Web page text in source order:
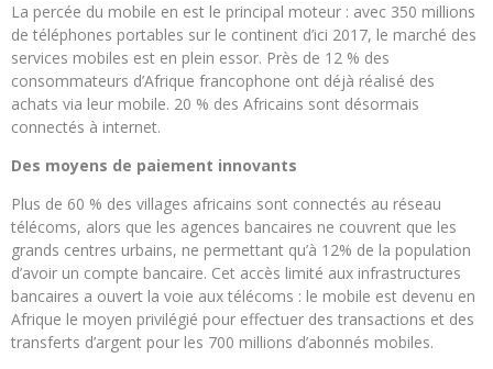
La percée du mobile en est le principal moteur : avec 350 millions
de téléphones portables sur le continent d’ici 2017, le marché des
services mobiles est en plein essor. Près de 12 % des
consommateurs d’Afrique francophone ont déjà réalisé des
achats via leur mobile. 20 % des Africains sont désormais
connectés à internet.
Des moyens de paiement innovants
Plus de 60 % des villages africains sont connectés au réseau
télécoms, alors que les agences bancaires ne couvrent que les
grands centres urbains, ne permettant qu’à 12% de la population
d’avoir un compte bancaire. Cet accès limité aux infrastructures
bancaires a ouvert la voie aux télécoms : le mobile est devenu en
Afrique le moyen privilégié pour effectuer des transactions et des
transferts d’argent pour les 700 millions d’abonnés mobiles.